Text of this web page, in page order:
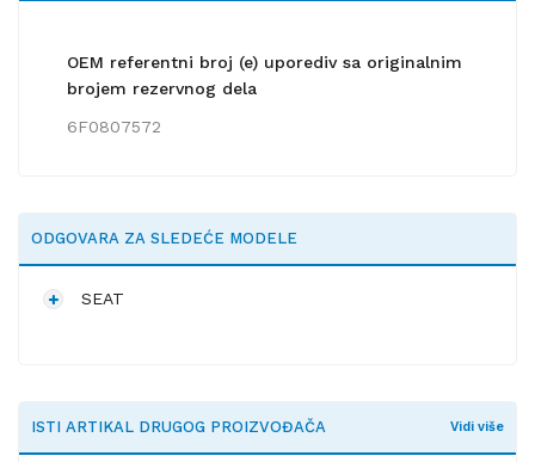
OEM referentni broj (e) uporediv sa originalnim
brojem rezervnog dela
6F0807572
ODGOVARA ZA SLEDEĆE MODELE
SEAT
ISTI ARTIKAL DRUGOG PROIZVOĐAČA Vidi više